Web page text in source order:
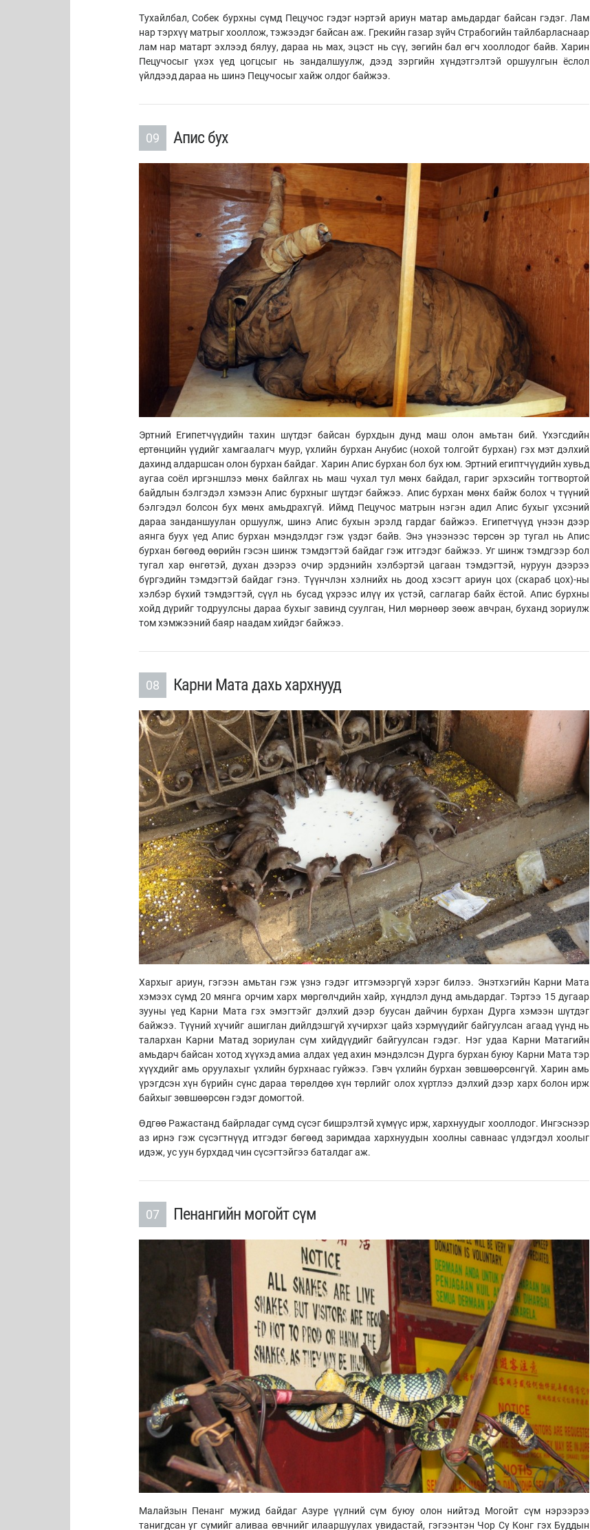
Тухайлбал, Собек бурхны сүмд Пецучос гэдэг нэртэй ариун матар амьдардаг байсан гэдэг. Лам
нар тэрхүү матрыг хооллож, тэжээдэг байсан аж. Грекийн газар зүйч Страбогийн тайлбарласнаар
лам нар матарт эхлээд бялуу, дараа нь мах, эцэст нь сүү, зөгийн бал өгч хооллодог байв. Харин
Пецучосыг үхэх үед цогцсыг нь зандалшуулж, дээд зэргийн хүндэтгэлтэй оршуулгын ёслол
үйлдээд дараа нь шинэ Пецучосыг хайж олдог байжээ.
09 Апис бух
Эртний Египетчүүдийн тахин шүтдэг байсан бурхдын дунд маш олон амьтан бий. Үхэгсдийн
ертөнцийн үүдийг хамгаалагч муур, үхлийн бурхан Анубис (нохой толгойт бурхан) гэх мэт дэлхий
дахинд алдаршсан олон бурхан байдаг. Харин Апис бурхан бол бух юм. Эртний египтчүүдийн хувьд
аугаа соёл иргэншлээ мөнх байлгах нь маш чухал тул мөнх байдал, гариг эрхэсийн тогтвортой
байдлын бэлгэдэл хэмээн Апис бурхныг шүтдэг байжээ. Апис бурхан мөнх байж болох ч түүний
бэлгэдэл болсон бух мөнх амьдрахгүй. Иймд Пецучос матрын нэгэн адил Апис бухыг үхсэний
дараа занданшуулан оршуулж, шинэ Апис бухын эрэлд гардаг байжээ. Египетчүүд үнээн дээр
аянга буух үед Апис бурхан мэндэлдэг гэж үздэг байв. Энэ үнээнээс төрсөн эр тугал нь Апис
бурхан бөгөөд өөрийн гэсэн шинж тэмдэгтэй байдаг гэж итгэдэг байжээ. Уг шинж тэмдгээр бол
тугал хар өнгөтэй, духан дээрээ очир эрдэнийн хэлбэртэй цагаан тэмдэгтэй, нуруун дээрээ
бүргэдийн тэмдэгтэй байдаг гэнэ. Түүнчлэн хэлнийх нь доод хэсэгт ариун цох (скараб цох)-ны
хэлбэр бүхий тэмдэгтэй, сүүл нь бусад үхрээс илүү их үстэй, саглагар байх ёстой. Апис бурхны
хойд дүрийг тодруулсны дараа бухыг завинд суулган, Нил мөрнөөр зөөж авчран, буханд зориулж
том хэмжээний баяр наадам хийдэг байжээ.
08 Карни Мата дахь хархнууд
Хархыг ариун, гэгээн амьтан гэж үзнэ гэдэг итгэмээргүй хэрэг билээ. Энэтхэгийн Карни Мата
хэмээх сүмд 20 мянга орчим харх мөргөлчдийн хайр, хүндлэл дунд амьдардаг. Тэртээ 15 дугаар
зууны үед Карни Мата гэх эмэгтэйг дэлхий дээр буусан дайчин бурхан Дурга хэмээн шүтдэг
байжээ. Түүний хүчийг ашиглан дийлдэшгүй хүчирхэг цайз хэрмүүдийг байгуулсан агаад үүнд нь
талархан Карни Матад зориулан сүм хийдүүдийг байгуулсан гэдэг. Нэг удаа Карни Матагийн
амьдарч байсан хотод хүүхэд амиа алдах үед ахин мэндэлсэн Дурга бурхан буюу Карни Мата тэр
хүүхдийг амь оруулахыг үхлийн бурхнаас гуйжээ. Гэвч үхлийн бурхан зөвшөөрсөнгүй. Харин амь
үрэгдсэн хүн бүрийн сүнс дараа төрөлдөө хүн төрлийг олох хүртлээ дэлхий дээр харх болон ирж
байхыг зөвшөөрсөн гэдэг домогтой.
Өдгөө Ражастанд байрладаг сүмд сүсэг бишрэлтэй хүмүүс ирж, хархнуудыг хооллодог. Ингэснээр
аз ирнэ гэж сүсэгтнүүд итгэдэг бөгөөд заримдаа хархнуудын хоолны савнаас үлдэгдэл хоолыг
идэж, ус уун бурхдад чин сүсэгтэйгээ баталдаг аж.
07 Пенангийн могойт сүм
Малайзын Пенанг мужид байдаг Азуре үүлний сүм буюу олон нийтэд Могойт сүм нэрээрээ
танигдсан уг сүмийг аливаа өвчнийг илааршуулах увидастай, гэгээнтэн Чор Су Конг гэх Буддын